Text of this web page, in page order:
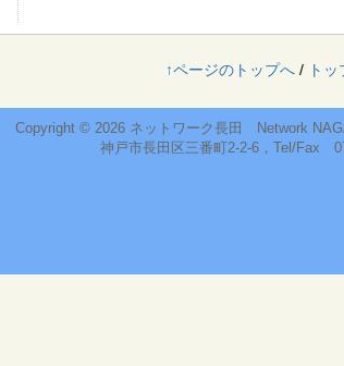
↑ページのトップへ/ トッ
Copyright © 2026 ネットワーク長田 Network
神戸市長田区三番町2-2-6，Tel/Fax